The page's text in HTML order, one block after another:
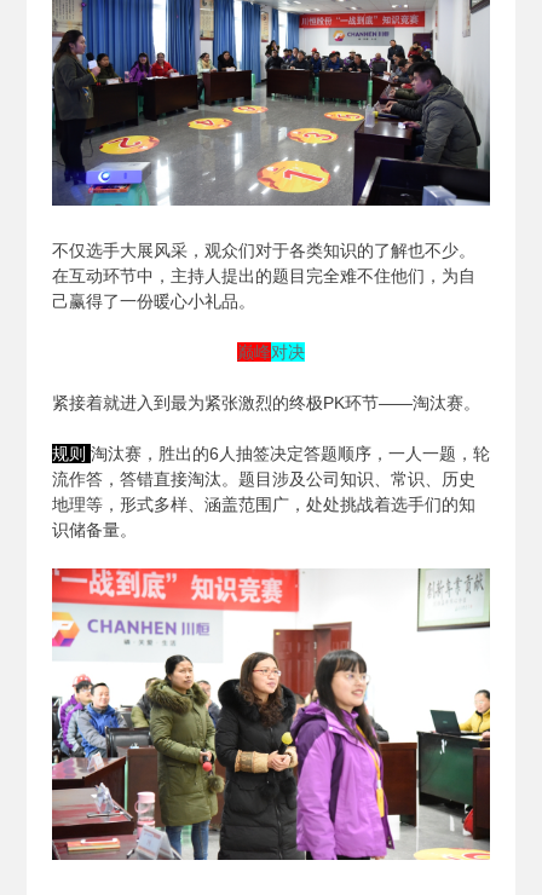
不仅选手大展风采，观众们对于各类知识的了解也不少。
在互动环节中，主持人提出的题目完全难不住他们，为自
己赢得了一份暖心小礼品。
巅峰对决
紧接着就进入到最为紧张激烈的终极PK环节——淘汰赛。
规则 淘汰赛，胜出的6人抽签决定答题顺序，一人一题，轮
流作答，答错直接淘汰。题目涉及公司知识、常识、历史
地理等，形式多样、涵盖范围广，处处挑战着选手们的知
识储备量。